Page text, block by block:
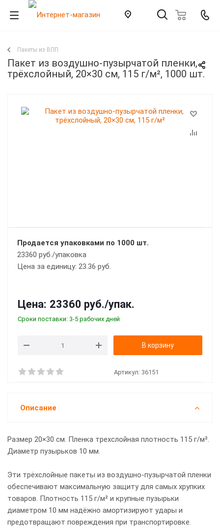
Пакеты из ВПП
Пакет из воздушно-пузырчатой пленки,
трёхслойный, 20×30 см, 115 г/м², 1000 шт.
Продается упаковками по 1000 шт.
23360 руб./упаковка
Цена за единицу: 23.36 руб.
Цена: 23360 руб./упак.
Сроки поставки: 3-5 рабочих дней
В корзину
Артикул: 36151
Описание
Размер 20×30 см. Пленка трехслойная плотность 115 г/м².
Диаметр пузырьков 10 мм.
Эти трёхслойные пакеты из воздушно-пузырчатой пленки
обеспечивают максимальную защиту для самых хрупких
товаров. Плотность 115 г/м² и крупные пузырьки
диаметром 10 мм надёжно амортизируют удары и
предотвращают повреждения при транспортировке.